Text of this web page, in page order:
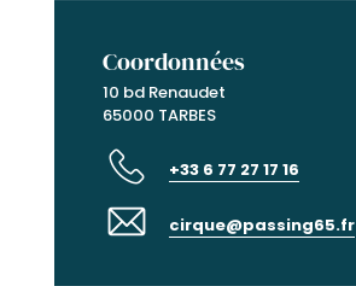
Coordonnées
10 bd Renaudet
65000 TARBES
+33 6 77 27 17 16
cirque@passing65.fr